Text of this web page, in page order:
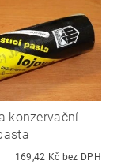
konzervační
169,42 Kč bez DPH